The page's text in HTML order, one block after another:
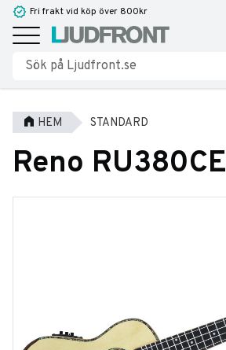
Meny
Fri frakt vid köp över 800kr
HEM STANDARD
Reno RU380CE